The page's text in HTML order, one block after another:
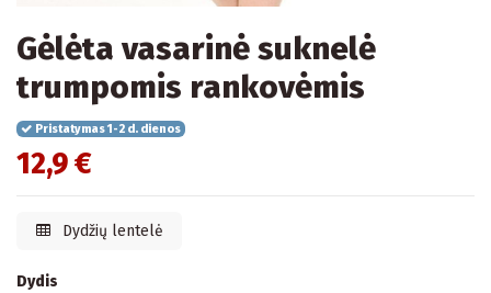
Gėlėta vasarinė suknelė
trumpomis rankovėmis
Pristatymas 1-2 d. dienos
12,9 €
Dydžių lentelė
Dydis